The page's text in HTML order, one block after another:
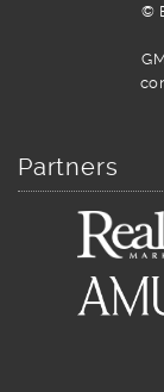
©
Partners